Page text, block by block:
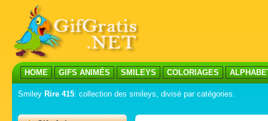
HOME GIFS ANIMÉS SMILEYS COLORIAGES
Smiley Rire 415: collection des smileys, divisé par catégories.